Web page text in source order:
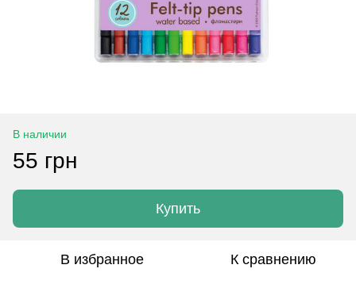
В наличии
55 грн
Купить
В избранное К сравнению